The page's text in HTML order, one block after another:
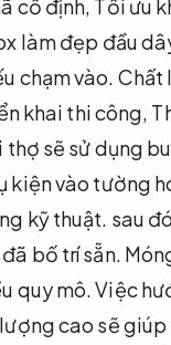
cố định, Tối ưu
làm đẹp đầu
chạm vào. Chất
khai thi công,
thợ sẽ sử dụng
kiện vào tường
kỹ thuật. sau
bố trí sẵn.
quy mô.Việc
cao sẽ